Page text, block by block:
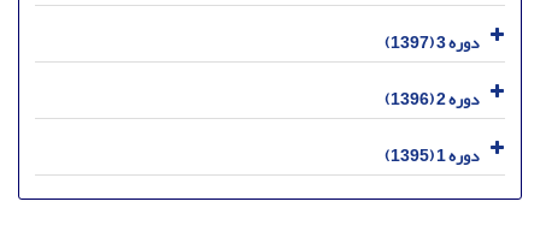
دوره 3 (1397)
دوره 2 (1396)
دوره 1 (1395)